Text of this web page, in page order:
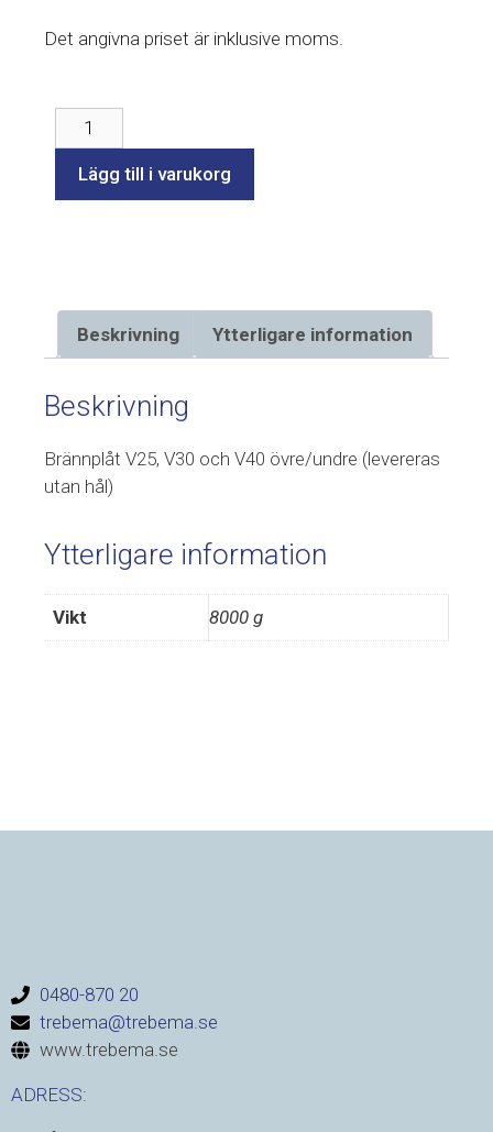
Det angivna priset är inklusive moms.
Lägg till i varukorg
Beskrivning Ytterligare information
Beskrivning
Brännplåt V25, V30 och V40 övre/undre (levereras
utan hål)
Ytterligare information
Vikt 8000 g
0480-870 20
trebema@trebema.se
www.trebema.se
ADRESS: